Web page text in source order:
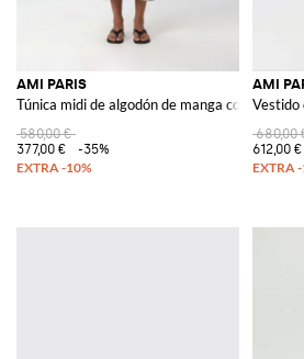
AMI PARIS
Túnica midi de algodón de manga corta con
580,00 €
377,00 €
-35%
AMI
Vestido
680,00
612,00 €